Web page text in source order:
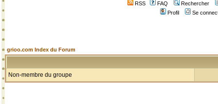
RSS FAQ
Rechercher
Profil
Se
grioo.com Index du Forum
Non-membre du groupe